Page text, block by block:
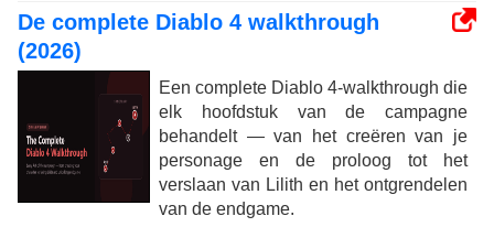
De complete Diablo 4 walkthrough
(2026)
Een complete Diablo 4-walkthrough die
elk hoofdstuk van de campagne
behandelt — van het creëren van je
personage en de proloog tot het
verslaan van Lilith en het ontgrendelen
van de endgame.